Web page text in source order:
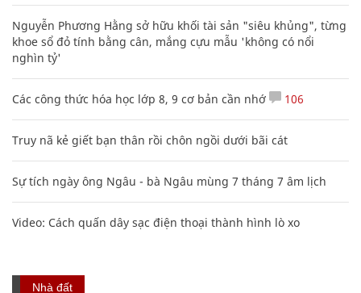
Nguyễn Phương Hằng sở hữu khối tài sản "siêu khủng", từng
khoe sổ đỏ tính bằng cân, mắng cựu mẫu 'không có nổi
nghìn tỷ'
Các công thức hóa học lớp 8, 9 cơ bản cần nhớ 106
Truy nã kẻ giết bạn thân rồi chôn ngồi dưới bãi cát
Sự tích ngày ông Ngâu - bà Ngâu mùng 7 tháng 7 âm lịch
Video: Cách quấn dây sạc điện thoại thành hình lò xo
Nhà đất